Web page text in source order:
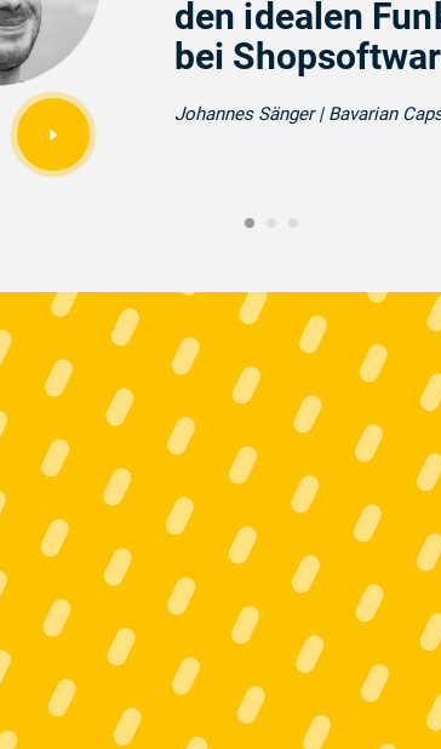
den idealen
bei
Johannes Sänger | Bavarian